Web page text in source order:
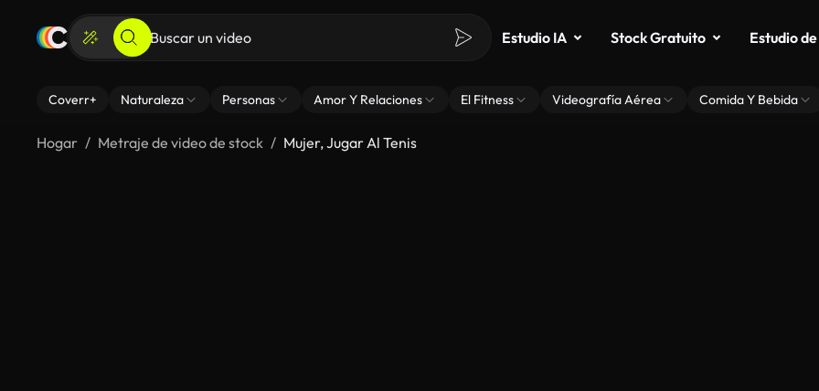
Estudio IA Stock Gratuito Estudio
Coverr+ Naturaleza Personas Amor Y Relaciones El Fitness Videografía Aérea Comida Y Bebida
Hogar Metraje de video de stock Mujer, Jugar Al Tenis